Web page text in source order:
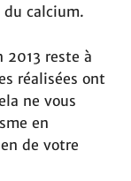
du calcium.
2013 reste à
réalisées ont
ne vous
en
de votre